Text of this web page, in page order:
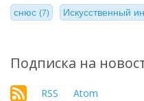
снюс (7) Искусственный
Подписка на
RSS Atom